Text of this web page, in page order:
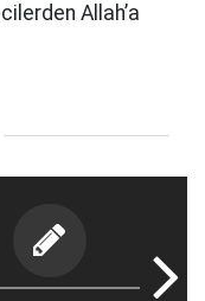
Allah’a